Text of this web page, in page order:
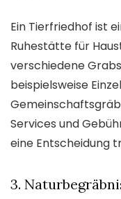
Ein Tierfriedhof ist
Ruhestätte für
verschiedene
beispielsweise
Services und
eine Entscheidung
3.